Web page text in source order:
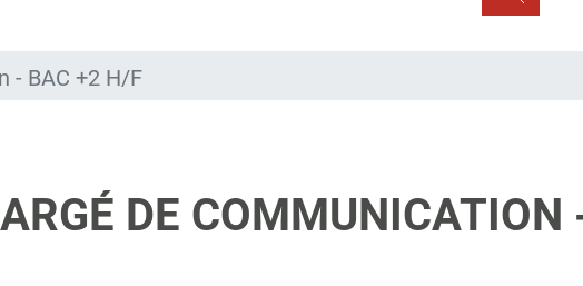
- BAC +2 H/F
DE COMMUNICATION